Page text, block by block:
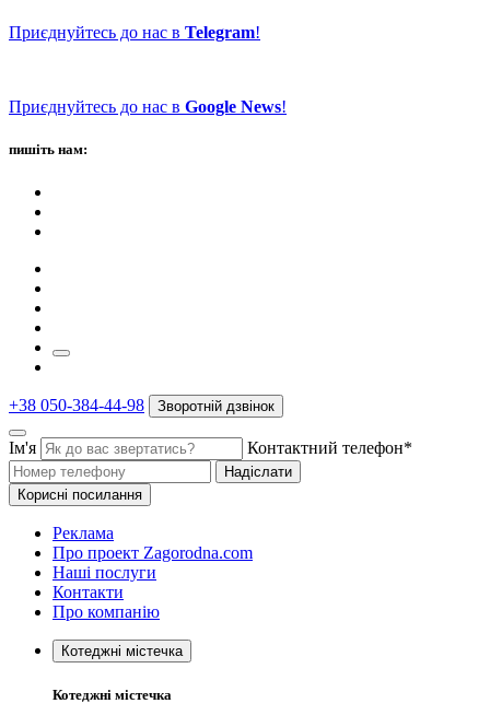
Приєднуйтесь до нас в Telegram!
Приєднуйтесь до нас в Google News!
пишіть нам:
+38 050-384-44-98 Зворотній дзвінок
Ім'я Контактний телефон*
Надіслати
Корисні посилання
Реклама
Про проект Zagorodna.com
Наші послуги
Контакти
Про компанію
Котеджні містечка
Котеджні містечка